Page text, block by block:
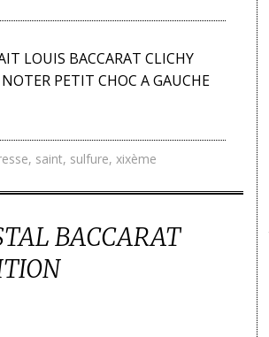
LOUIS BACCARAT CLICHY
PETIT CHOC A GAUCHE
, saint, sulfure, xixème
BACCARAT